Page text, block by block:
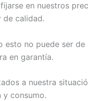
en nuestros
de calidad.
esto no puede ser
en garantía.
a nuestra
consumo.